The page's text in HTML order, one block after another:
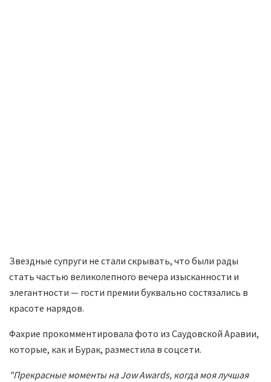
Звездные супруги не стали скрывать, что были рады
стать частью великолепного вечера изысканности и
элегантности — гости премии буквально состязались в
красоте нарядов.
Фахрие прокомментировала фото из Саудовской Аравии,
которые, как и Бурак, разместила в соцсети.
"Прекрасные моменты на Jow Awards, когда моя лучшая